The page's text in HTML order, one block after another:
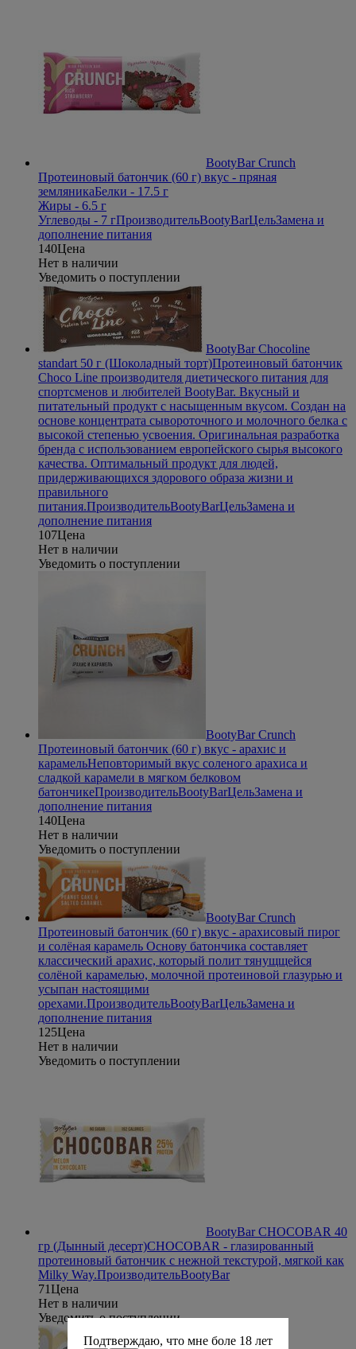
BootyBar Crunch
Протеиновый батончик (60 г) вкус - пряная
земляникаБелки - 17.5 г
Жиры - 6.5 г
Углеводы - 7 гПроизводительBootyBarЦельЗамена и
дополнение питания
140Цена
Нет в наличии
Уведомить о поступлении
BootyBar Chocoline
standart 50 г (Шоколадный торт)Протеиновый батончик
Choco Line производителя диетического питания для
спортсменов и любителей BootyBar. Вкусный и
питательный продукт с насыщенным вкусом. Создан на
основе концентрата сывороточного и молочного белка с
высокой степенью усвоения. Оригинальная разработка
бренда с использованием европейского сырья высокого
качества. Оптимальный продукт для людей,
придерживающихся здорового образа жизни и
правильного
питания.ПроизводительBootyBarЦельЗамена и
дополнение питания
107Цена
Нет в наличии
Уведомить о поступлении
BootyBar Crunch
Протеиновый батончик (60 г) вкус - арахис и
карамельНеповторимый вкус соленого арахиса и
сладкой карамели в мягком белковом
батончикеПроизводительBootyBarЦельЗамена и
дополнение питания
140Цена
Нет в наличии
Уведомить о поступлении
BootyBar Crunch
Протеиновый батончик (60 г) вкус - арахисовый пирог
и солёная карамель Основу батончика составляет
классический арахис, который полит тянущщейся
солёной карамелью, молочной протеиновой глазурью и
усыпан настоящими
орехами.ПроизводительBootyBarЦельЗамена и
дополнение питания
125Цена
Нет в наличии
Уведомить о поступлении
BootyBar CHOCOBAR 40
гр (Дынный десерт)CHOCOBAR - глазированный
протеиновый батончик с нежной текстурой, мягкой как
Milky Way.ПроизводительBootyBar
71Цена
Нет в наличии
Уведомить о поступлении
Подтверждаю, что мне боле 18 лет